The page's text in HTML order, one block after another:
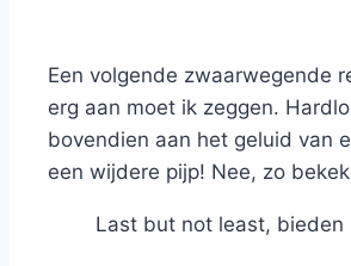
Een volgende zwaarwegende
erg aan moet ik zeggen.
bovendien aan het geluid van
een wijdere pijp! Nee, zo
Last but not least,